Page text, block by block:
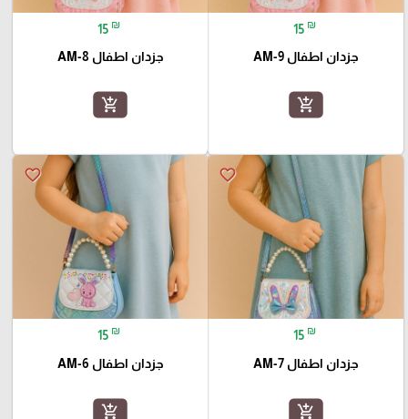
15 ₪
جزدان اطفال AM-9
add_shopping_cart
15 ₪
جزدان اطفال AM-8
add_shopping_cart
favorite_border
15 ₪
جزدان اطفال AM-7
add_shopping_cart
favorite_border
15 ₪
جزدان اطفال AM-6
add_shopping_cart